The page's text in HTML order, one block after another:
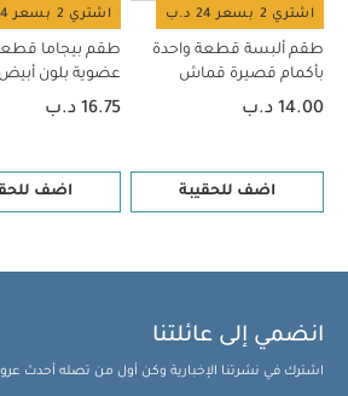
اشتري 2 بسعر 24 د.ب
طقم ألبسة قطعة واحدة
بأكمام قصيرة قماش
عضوي بلون أبيض - 5 قطع
14.00 د.ب
اضف للحقيبة
اشتري 2 بسعر 24 د.ب
طقم بيجاما
عضوية بلون أبيض - 3
16.75 د.ب
اضف
انضمي إلى عائلتنا
اشترك في نشرتنا الإخبارية وكن أول من تصله أحدث